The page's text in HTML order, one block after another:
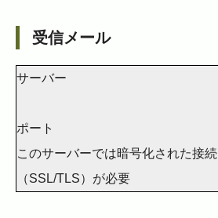
受信メール
サーバー
ポート
このサーバーでは暗号化された接続
（SSL/TLS）が必要